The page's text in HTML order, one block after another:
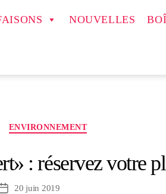
NOUVELLES
Catégories
ENVIRONNEMENT
: réservez votre
Date20 juin 2019